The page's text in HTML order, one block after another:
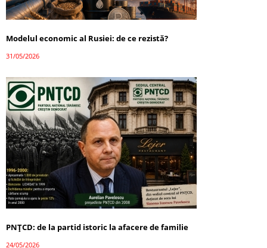
Modelul economic al Rusiei: de ce rezistă?
31/05/2026
PNȚCD: de la partid istoric la afacere de familie
24/05/2026